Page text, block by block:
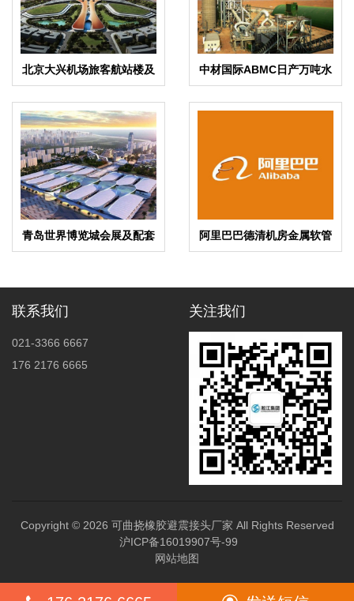
北京大兴机场旅客航站楼及
综合换乘中心（指廊）工程
项目橡胶接头案例
中材国际ABMC日产万吨水
泥生产线项目配套水泵软连
接案例
青岛世界博览城会展及配套
项目暖通工程国标淞江橡胶
阿里巴巴德清机房金属软管
案例
联系我们
021-3366 6667
176 2176 6665
关注我们
Copyright © 2026 可曲挠橡胶避震接头厂家 All Rights Reserved
沪ICP备16019907号-99
网站地图